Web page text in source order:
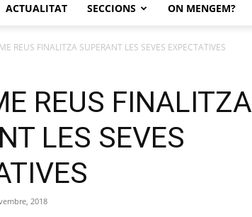
ACTUALITAT SECCIONS ON MENGEM?
REUS FINALITZA SUPERANT LES SEVES EXPECTATIVES
REUS FINALITZA
LES SEVES
2018